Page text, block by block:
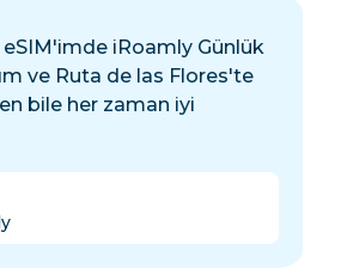
eSIM'imde iRoamly Günlük
ve Ruta de las Flores'te
bile her zaman iyi